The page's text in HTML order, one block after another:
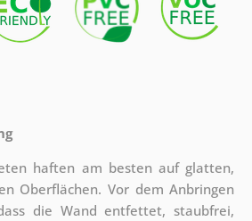
haften am besten auf glatten,
Oberflächen. Vor dem Anbringen
die Wand entfettet, staubfrei,